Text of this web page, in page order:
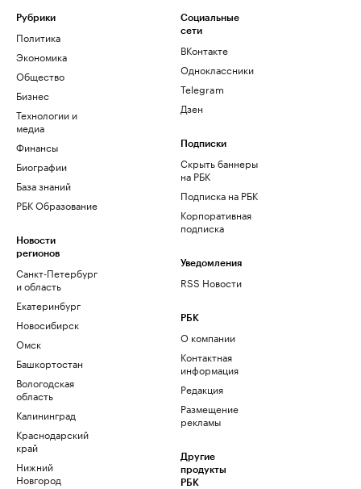
Рубрики
Политика
Экономика
Общество
Бизнес
Технологии и
медиа
Финансы
Биографии
База знаний
РБК Образование
Новости
регионов
Санкт-Петербург
и область
Екатеринбург
Новосибирск
Омск
Башкортостан
Вологодская
область
Калининград
Краснодарский
край
Нижний
Новгород
Социальные
сети
ВКонтакте
Одноклассники
Telegram
Дзен
Подписки
Скрыть баннеры
на РБК
Подписка на РБК
Корпоративная
подписка
Уведомления
RSS Новости
РБК
О компании
Контактная
информация
Редакция
Размещение
рекламы
Другие
продукты
РБК